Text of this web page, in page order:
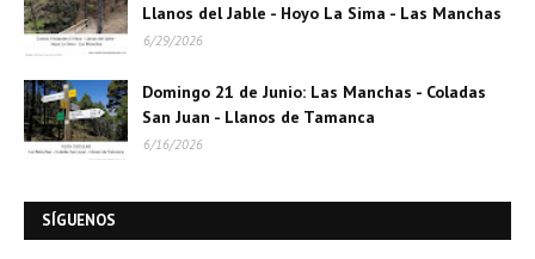
Llanos del Jable - Hoyo La Sima - Las Manchas
6/29/2026
Domingo 21 de Junio: Las Manchas - Coladas
San Juan - Llanos de Tamanca
6/16/2026
SÍGUENOS